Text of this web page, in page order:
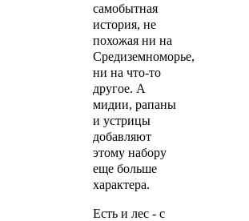
самобытная
история, не
похожая ни на
Средиземноморье,
ни на что-то
другое. А
мидии, рапаны
и устрицы
добавляют
этому набору
еще больше
характера.
Есть и лес - с